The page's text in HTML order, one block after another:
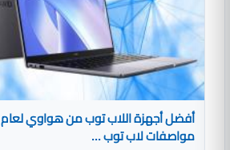
مواصفات لاب توب ...